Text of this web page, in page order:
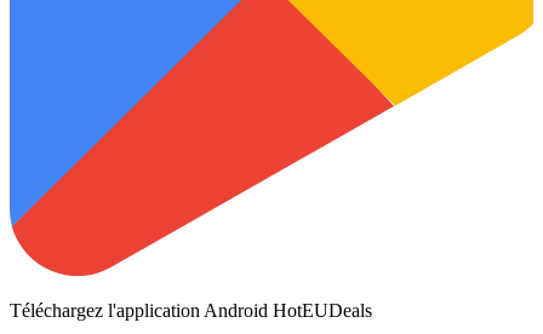
Téléchargez l'application Android HotEUDeals